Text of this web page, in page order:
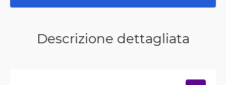
Descrizione dettagliata